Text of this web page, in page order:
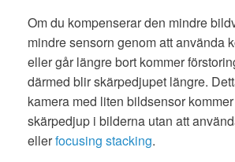
Om du kompenserar den mindre
mindre sensorn genom att använda
eller går längre bort kommer
därmed blir skärpedjupet längre.
kamera med liten bildsensor
skärpedjup i bilderna utan att
ellerfocusing stacking.